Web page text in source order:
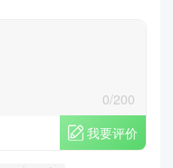
0/200
我要评价